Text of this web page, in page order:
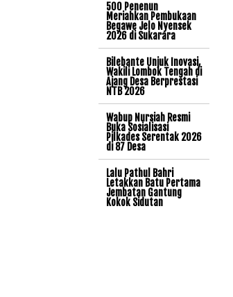
500 Penenun
Meriahkan Pembukaan
Begawe Jelo Nyensek
2026 di Sukarara
Bilebante Unjuk Inovasi,
Wakili Lombok Tengah di
Ajang Desa Berprestasi
NTB 2026
Wabup Nursiah Resmi
Buka Sosialisasi
Pilkades Serentak 2026
di 87 Desa
Lalu Pathul Bahri
Letakkan Batu Pertama
Jembatan Gantung
Kokok Sidutan